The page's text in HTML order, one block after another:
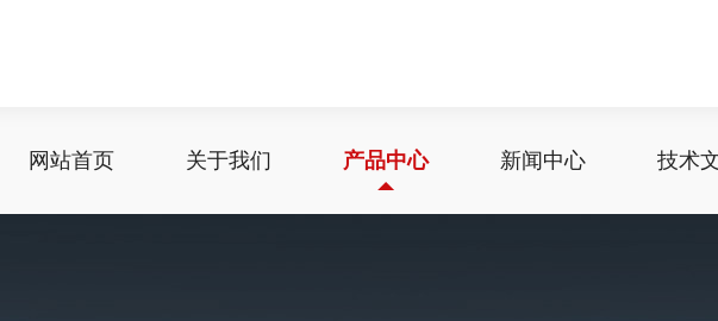
网站首页 关于我们 产品中心 新闻中心 技术